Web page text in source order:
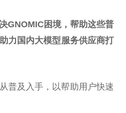
GNOMIC困境，帮助这些普
力国内大模型服务供应商打
普及入手，以帮助用户快速